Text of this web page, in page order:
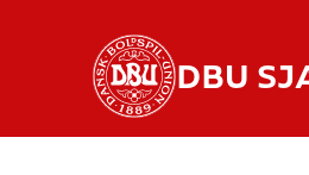
DBU